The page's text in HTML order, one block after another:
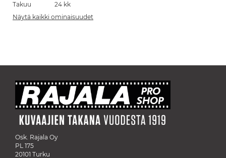
Takuu
24 kk
Näytä kaikki ominaisuudet
Osk. Rajala Oy
PL 175
20101 Turku